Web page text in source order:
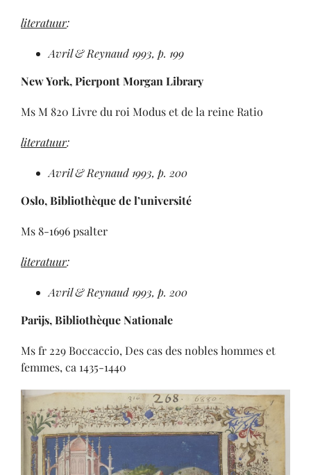
literatuur:
Avril & Reynaud 1993, p. 199
New York, Pierpont Morgan Library
Ms M 820 Livre du roi Modus et de la reine Ratio
literatuur:
Avril & Reynaud 1993, p. 200
Oslo, Bibliothèque de l’université
Ms 8-1696 psalter
literatuur:
Avril & Reynaud 1993, p. 200
Parijs, Bibliothèque Nationale
Ms fr 229 Boccaccio, Des cas des nobles hommes et
femmes, ca 1435-1440